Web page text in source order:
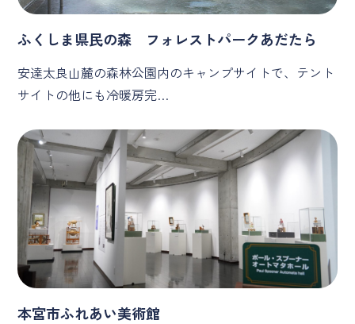
ふくしま県民の森 フォレストパークあだたら
安達太良山麓の森林公園内のキャンプサイトで、テント
サイトの他にも冷暖房完…
本宮市ふれあい美術館